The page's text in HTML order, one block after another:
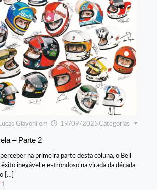
Giavoni em 19/09/2025Categorias
– Parte 2
na primeira parte desta coluna, o Bell
inegável e estrondoso na virada da década
[…]
1